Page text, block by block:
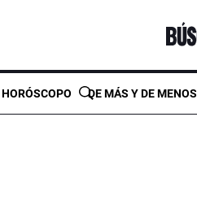
HORÓSCOPO DE MÁS Y DE MENOS